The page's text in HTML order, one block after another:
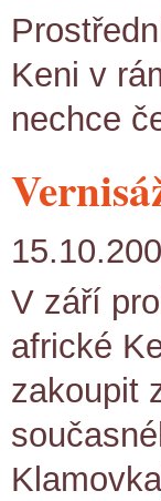
Keni v
nechce
V září
africké
zakoupit